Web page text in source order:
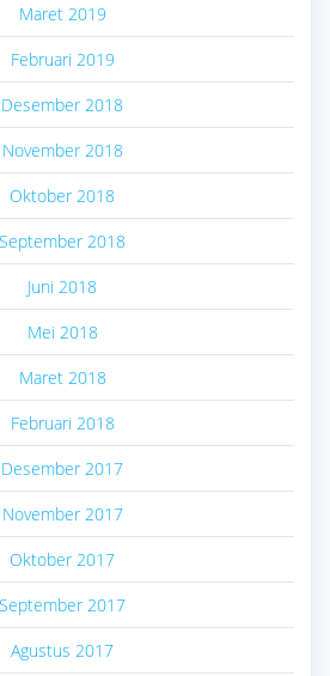
Maret 2019
Februari 2019
Desember 2018
November 2018
Oktober 2018
September 2018
Juni 2018
Mei 2018
Maret 2018
Februari 2018
Desember 2017
November 2017
Oktober 2017
September 2017
Agustus 2017